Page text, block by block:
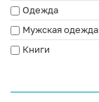
Одежда
Мужская одежда
Книги